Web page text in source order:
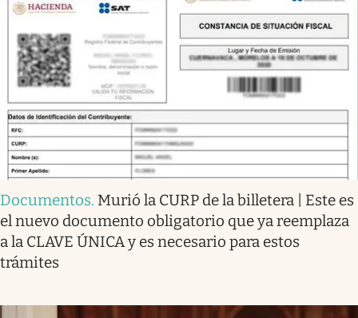
Documentos. Murió la CURP de la billetera | Este es
el nuevo documento obligatorio que ya reemplaza
a la CLAVE ÚNICA y es necesario para estos
trámites